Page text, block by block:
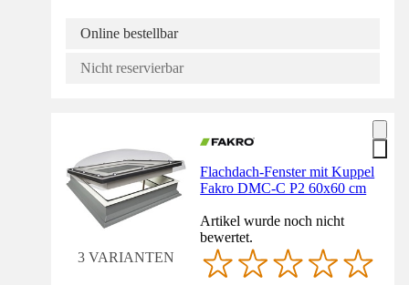
Online bestellbar
Nicht reservierbar
3 VARIANTEN
Flachdach-Fenster mit Kuppel
Fakro DMC-C P2 60x60 cm
Artikel wurde noch nicht
bewertet.